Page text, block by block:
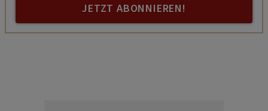
JETZT ABONNIEREN!